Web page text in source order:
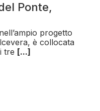
Ponte,
progetto
è collocata
tre [...]